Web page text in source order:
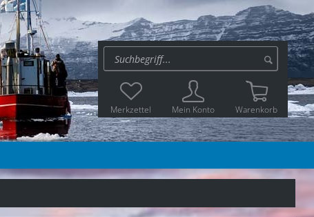
Merkzettel Mein Konto Warenkorb